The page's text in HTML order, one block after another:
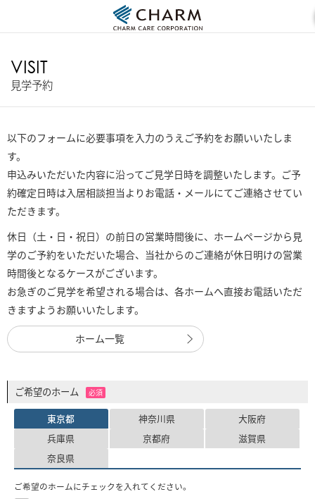
VISIT
見学予約
以下のフォームに必要事項を入力のうえご予約をお願いいたしま
す。
申込みいただいた内容に沿ってご見学日時を調整いたします。ご予
約確定日時は入居相談担当よりお電話・メールにてご連絡させてい
ただきます。
休日（土・日・祝日）の前日の営業時間後に、ホームページから見
学のご予約をいただいた場合、当社からのご連絡が休日明けの営業
時間後となるケースがございます。
お急ぎのご見学を希望される場合は、各ホームへ直接お電話いただ
きますようお願いいたします。
ホーム一覧
ご希望のホーム 必須
東京都 神奈川県
大阪府
兵庫県
京都府
滋賀県
奈良県
ご希望のホームにチェックを入れてください。